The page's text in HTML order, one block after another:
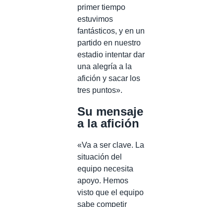
primer tiempo
estuvimos
fantásticos, y en un
partido en nuestro
estadio intentar dar
una alegría a la
afición y sacar los
tres puntos».
Su mensaje
a la afición
«Va a ser clave. La
situación del
equipo necesita
apoyo. Hemos
visto que el equipo
sabe competir